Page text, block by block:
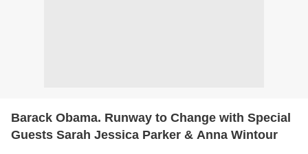
Barack Obama. Runway to Change with Special
Guests Sarah Jessica Parker & Anna Wintour